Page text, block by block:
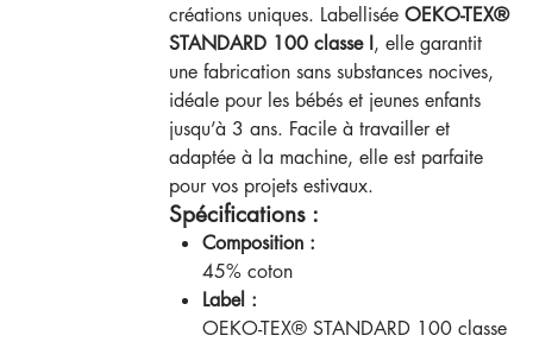
créations uniques. Labellisée OEKO-TEX®
STANDARD 100 classe I, elle garantit
une fabrication sans substances nocives,
idéale pour les bébés et jeunes enfants
jusqu’à 3 ans. Facile à travailler et
adaptée à la machine, elle est parfaite
pour vos projets estivaux.
Spécifications :
Composition :
45% coton
Label :
OEKO-TEX® STANDARD 100 classe